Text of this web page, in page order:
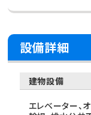
設備詳細
建物設備
エレベーター、